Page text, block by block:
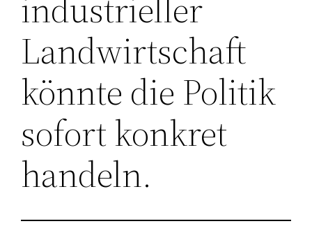
Landwirtschaft
könnte die Politik
sofort konkret
handeln.